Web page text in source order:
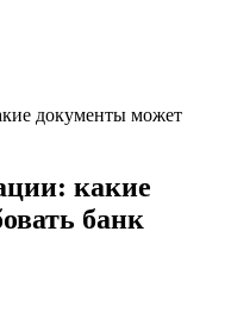
документы может
какие
банк